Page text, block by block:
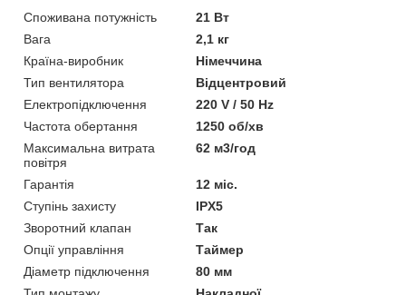
Споживана потужність
21 Вт
Вага
2,1 кг
Країна-виробник
Німеччина
Тип вентилятора
Відцентровий
Електропідключення
220 V / 50 Hz
Частота обертання
1250 об/хв
Максимальна витрата
повітря
62 м3/год
Гарантія
12 міс.
Ступінь захисту
IPX5
Зворотний клапан
Так
Опції управління
Таймер
Діаметр підключення
80 мм